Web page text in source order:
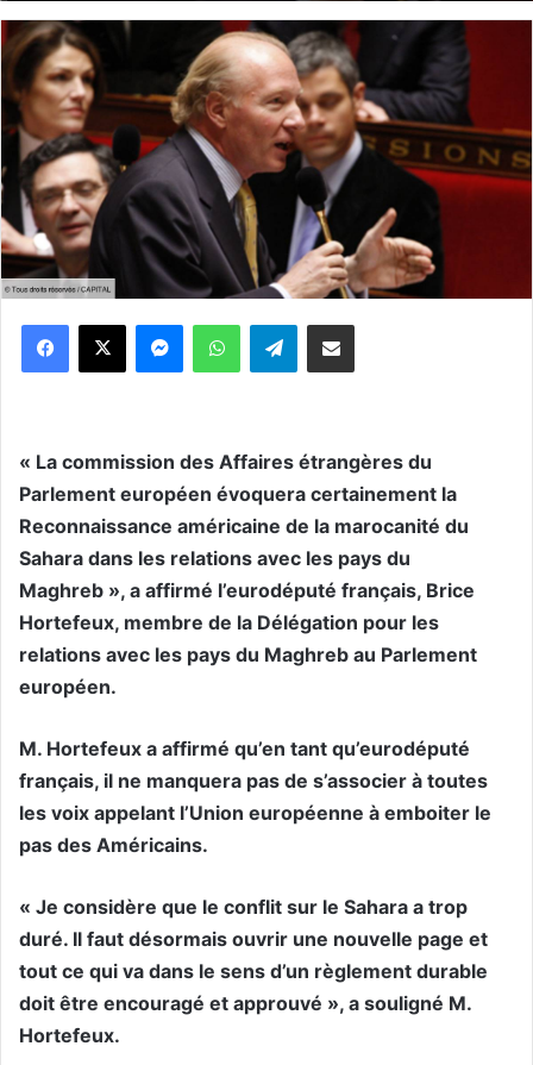
WhatsApp Telegram
« La commission des Affaires étrangères du
Parlement européen évoquera certainement la
Reconnaissance américaine de la marocanité du
Sahara dans les relations avec les pays du
Maghreb », a affirmé l’eurodéputé français, Brice
Hortefeux, membre de la Délégation pour les
relations avec les pays du Maghreb au Parlement
européen.
M. Hortefeux a affirmé qu’en tant qu’eurodéputé
français, il ne manquera pas de s’associer à toutes
les voix appelant l’Union européenne à emboiter le
pas des Américains.
« Je considère que le conflit sur le Sahara a trop
duré. Il faut désormais ouvrir une nouvelle page et
tout ce qui va dans le sens d’un règlement durable
doit être encouragé et approuvé », a souligné M.
Hortefeux.